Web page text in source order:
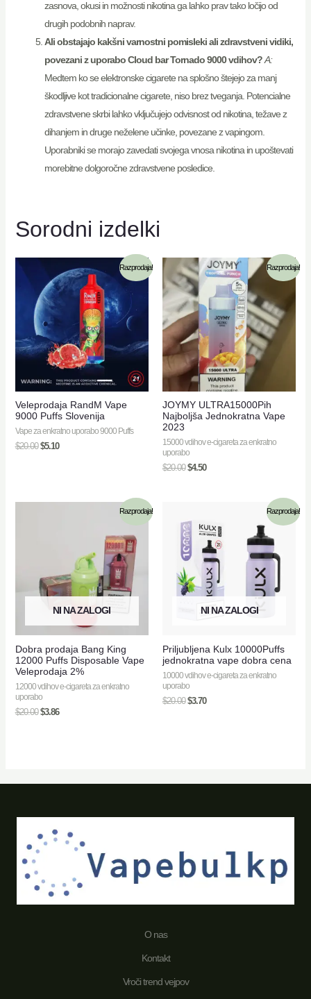
zasnova, okusi in možnosti nikotina ga lahko prav tako ločijo od
drugih podobnih naprav.
Ali obstajajo kakšni varnostni pomisleki ali zdravstveni vidiki,
povezani z uporabo Cloud bar Tornado 9000 vdihov? A:
Medtem ko se elektronske cigarete na splošno štejejo za manj
škodljive kot tradicionalne cigarete, niso brez tveganja. Potencialne
zdravstvene skrbi lahko vključujejo odvisnost od nikotina, težave z
dihanjem in druge neželene učinke, povezane z vapingom.
Uporabniki se morajo zavedati svojega vnosa nikotina in upoštevati
morebitne dolgoročne zdravstvene posledice.
Sorodni izdelki
Razprodaja!
Veleprodaja RandM Vape
9000 Puffs Slovenija
Vape za enkratno uporabo 9000 Puffs
$20.00 $5.10
Razprodaja!
JOYMY ULTRA15000Pih
Najboljša Jednokratna Vape
2023
15000 vdihov e-cigareta za enkratno
uporabo
$20.00 $4.50
Razprodaja!
NI NA ZALOGI
Dobra prodaja Bang King
12000 Puffs Disposable Vape
Veleprodaja 2%
12000 vdihov e-cigareta za enkratno
uporabo
$20.00 $3.86
Razprodaja!
NI NA ZALOGI
Priljubljena Kulx 10000Puffs
jednokratna vape dobra cena
10000 vdihov e-cigareta za enkratno
uporabo
$20.00 $3.70
O nas
Kontakt
Vroči trend vejpov